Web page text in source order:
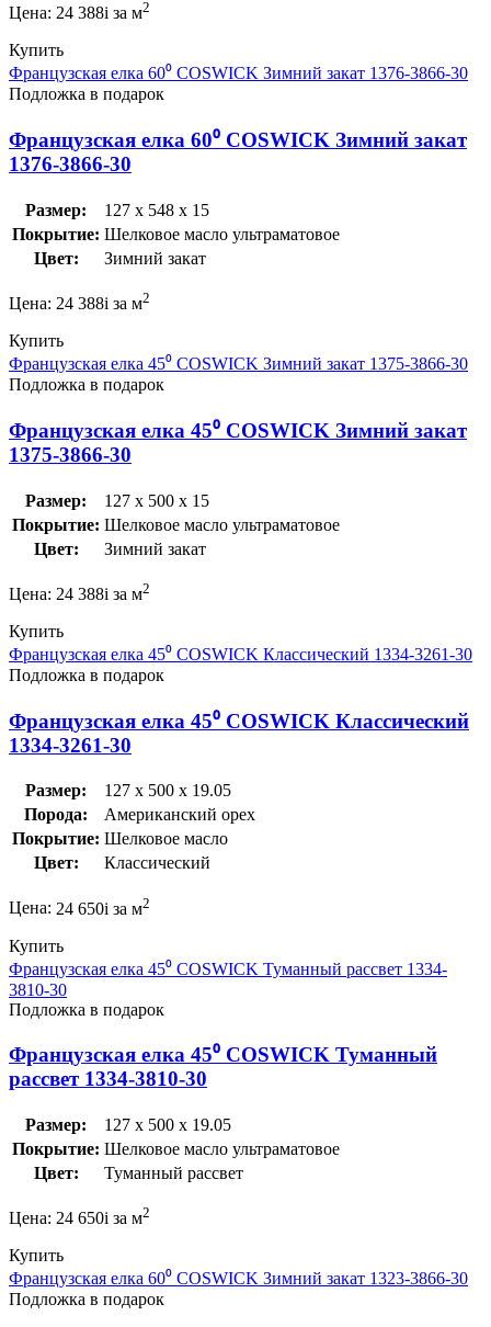
Цена: 24 388i за м2
Купить
Французская елка 60⁰ COSWICK Зимний закат 1376-3866-30
Подложка в подарок
Французская елка 60⁰ COSWICK Зимний закат
1376-3866-30
Размер:
127 x 548 x 15
Покрытие: Шелковое масло ультраматовое
Цвет:
Зимний закат
Цена: 24 388i за м2
Купить
Французская елка 45⁰ COSWICK Зимний закат 1375-3866-30
Подложка в подарок
Французская елка 45⁰ COSWICK Зимний закат
1375-3866-30
Размер:
127 x 500 x 15
Покрытие: Шелковое масло ультраматовое
Цвет:
Зимний закат
Цена: 24 388i за м2
Купить
Французская елка 45⁰ COSWICK Классический 1334-3261-30
Подложка в подарок
Французская елка 45⁰ COSWICK Классический
1334-3261-30
Размер:
127 x 500 x 19.05
Порода:
Американский орех
Покрытие: Шелковое масло
Цвет:
Классический
Цена: 24 650i за м2
Купить
Французская елка 45⁰ COSWICK Туманный рассвет 1334-
3810-30
Подложка в подарок
Французская елка 45⁰ COSWICK Туманный
рассвет 1334-3810-30
Размер:
127 x 500 x 19.05
Покрытие: Шелковое масло ультраматовое
Цвет:
Туманный рассвет
Цена: 24 650i за м2
Купить
Французская елка 60⁰ COSWICK Зимний закат 1323-3866-30
Подложка в подарок